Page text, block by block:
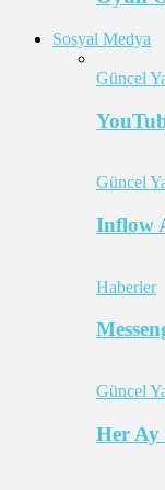
Sosyal Medya
Güncel
Güncel
Inflow
Haberler
Güncel
Her